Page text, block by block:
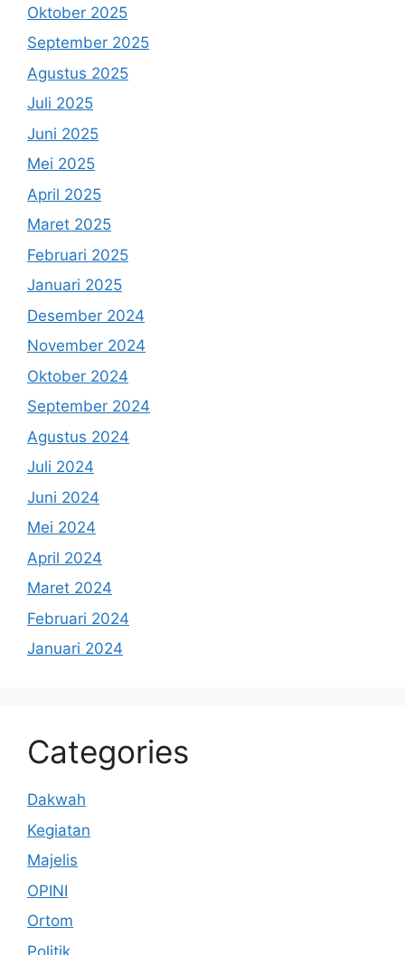
Oktober 2025
September 2025
Agustus 2025
Juli 2025
Juni 2025
Mei 2025
April 2025
Maret 2025
Februari 2025
Januari 2025
Desember 2024
November 2024
Oktober 2024
September 2024
Agustus 2024
Juli 2024
Juni 2024
Mei 2024
April 2024
Maret 2024
Februari 2024
Januari 2024
Categories
Dakwah
Kegiatan
Majelis
OPINI
Ortom
Politik